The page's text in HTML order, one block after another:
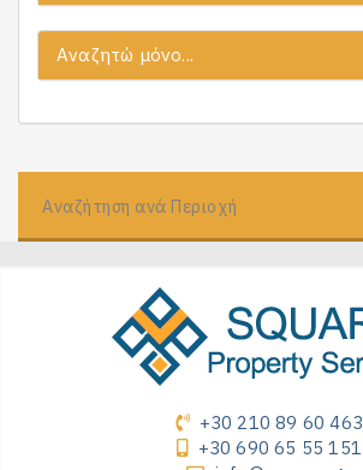
Αναζητώ μόνο...
Αναζήτηση ανά Περιοχή
+30 210 89 60 463
+30 690 65 55 151